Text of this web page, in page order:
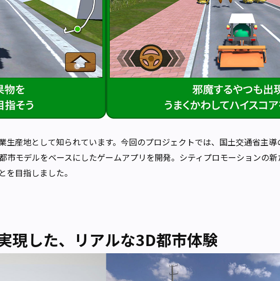
産地として知られています。今回のプロジェクトでは、国土交通省主導
市モデルをベースにしたゲームアプリを開発。シティプロモーションの
目指しました。
現した、リアルな3D都市体験